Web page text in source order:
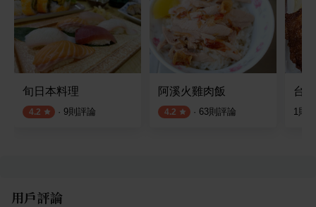
旬日本料理
4.2 · 9則評論
阿溪火雞肉飯
4.2 · 63則評論
台
1則
用戶評論